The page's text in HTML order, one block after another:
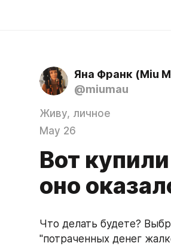
Яна Франк (Miu
@miumau
Живу, личное
May 26
Вот
оно
Что делать будете?
"потраченных денег